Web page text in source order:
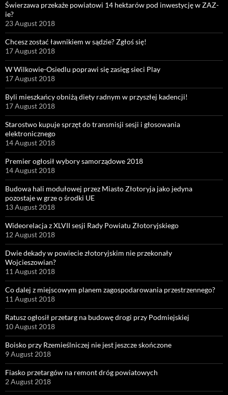
Świerzawa przekaże powiatowi 14 hektarów pod inwestycję w ZAZ-
ie?
23 August 2018
Chcesz zostać ławnikiem w sądzie? Zgłoś się!
17 August 2018
W Wilkowie-Osiedlu poprawi się zasięg sieci Play
17 August 2018
Byli mieszkańcy obniżą diety radnym w przyszłej kadencji!
17 August 2018
Starostwo kupuje sprzęt do transmisji sesji i głosowania
elektronicznego
14 August 2018
Premier ogłosił wybory samorządowe 2018
14 August 2018
Budowa hali modułowej przez Miasto Złotoryja jako jedyna
pozostaje w grze o środki UE
13 August 2018
Wideorelacja z XLVII sesji Rady Powiatu Złotoryjskiego
12 August 2018
Dwie dekady w powiecie złotoryjskim nie przekonały
Wojcieszowian?
11 August 2018
Co dalej z miejscowym planem zagospodarowania przestrzennego?
11 August 2018
Ratusz ogłosił przetarg na budowę drogi przy Podmiejskiej
10 August 2018
Boisko przy Rzemieślniczej nie jest jeszcze skończone
9 August 2018
Fiasko przetargów na remont dróg powiatowych
2 August 2018